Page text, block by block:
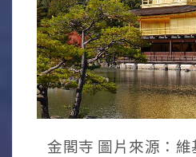
金閣寺 圖片來源：維